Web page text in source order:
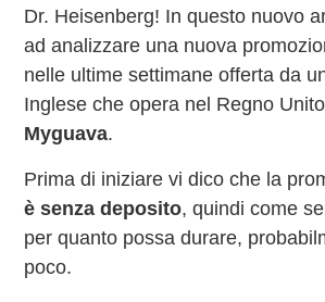
Dr. Heisenberg! In questo nuovo
ad analizzare una nuova
nelle ultime settimane offerta da
Inglese che opera nel Regno
Myguava.
Prima di iniziare vi dico che la
è senza deposito, quindi come
per quanto possa durare,
poco.